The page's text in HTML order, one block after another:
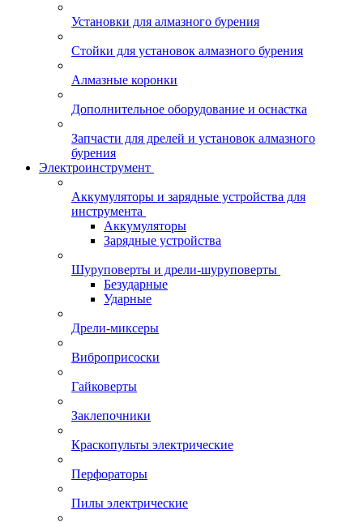
Установки для алмазного бурения
Стойки для установок алмазного бурения
Алмазные коронки
Дополнительное оборудование и оснастка
Запчасти для дрелей и установок алмазного
бурения
Электроинструмент
Аккумуляторы и зарядные устройства для
инструмента
Аккумуляторы
Зарядные устройства
Шуруповерты и дрели-шуруповерты
Безударные
Ударные
Дрели-миксеры
Виброприсоски
Гайковерты
Заклепочники
Краскопульты электрические
Перфораторы
Пилы электрические